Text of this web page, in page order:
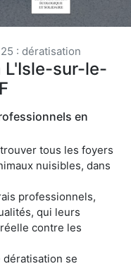
: dératisation
L'Isle-sur-le-
en
tous les foyers
nuisibles, dans
professionnels,
qui leurs
contre les
se